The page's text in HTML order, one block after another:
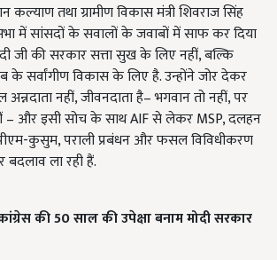
कल्याण तथा ग्रामीण विकास मंत्री शिवराज सिंह
में सांसदों के सवालों के जवाबों में साफ कर दिया
जी की सरकार सत्ता सुख के लिए नहीं, बल्कि
के सर्वांगीण विकास के लिए है. उन्होंने जोर देकर
नहीं, जीवनदाता है– भगवान तो नहीं, पर
– और इसी सोच के साथ AIF से लेकर MSP, दलहन
कुसुम, पराली प्रबंधन और फसल विविधीकरण
बदलाव ला रही हैं.
की 50 साल की उपेक्षा बनाम मोदी सरकार